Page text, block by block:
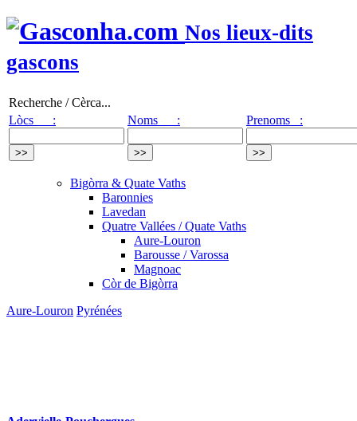
Nos lieux-dits
gascons
Recherche / Cèrca...
Lòcs :
Noms : Prenoms :
Bigòrra & Quate Vaths
Baronnies
Lavedan
Quatre Vallées / Quate Vaths
Aure-Louron
Barousse / Varossa
Magnoac
Còr de Bigòrra
Aure-Louron Pyrénées